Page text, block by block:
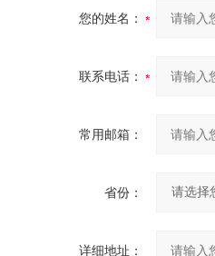
您的姓名：
联系电话：
常用邮箱：
省份：
详细地址：